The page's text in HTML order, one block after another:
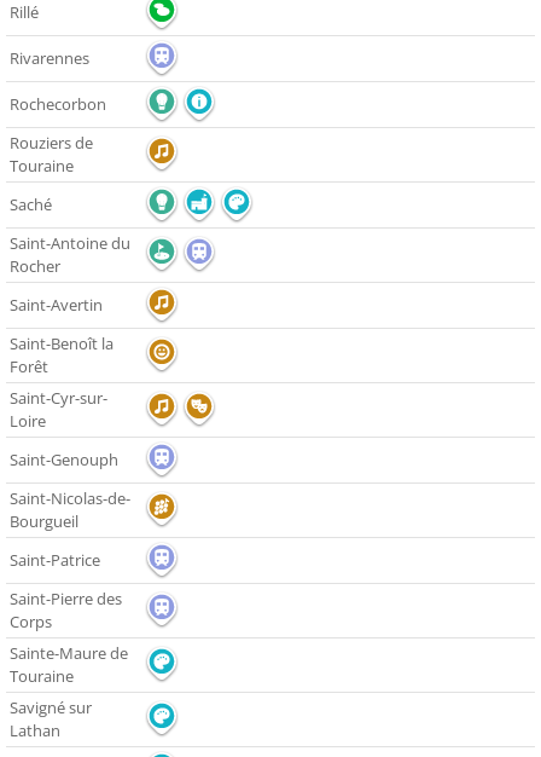
Rillé
Rivarennes
Rochecorbon
Rouziers de
Touraine
Saché
Saint-Antoine du
Rocher
Saint-Avertin
Saint-Benoît la
Forêt
Saint-Cyr-sur-
Loire
Saint-Genouph
Saint-Nicolas-de-
Bourgueil
Saint-Patrice
Saint-Pierre des
Corps
Sainte-Maure de
Touraine
Savigné sur
Lathan